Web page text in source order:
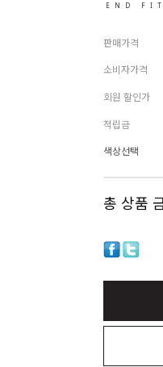
END
판매가격
소비자가격
회원 할인가
적립금
색상선택
총 상품